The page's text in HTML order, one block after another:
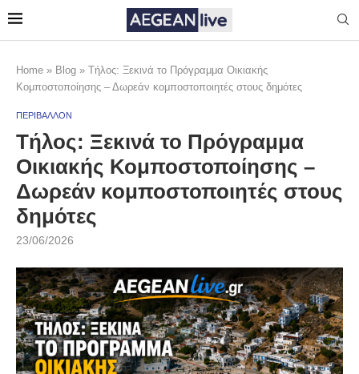
Home » Blog » Τήλος: Ξεκινά το Πρόγραμμα Οικιακής
Κομποστοποίησης – Δωρεάν κομποστοποιητές στους δημότες
ΠΕΡΙΒΑΛΛΟΝ
Τήλος: Ξεκινά το Πρόγραμμα
Οικιακής Κομποστοποίησης –
Δωρεάν κομποστοποιητές στους
δημότες
23/06/2026